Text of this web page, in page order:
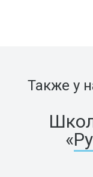
Также у
«